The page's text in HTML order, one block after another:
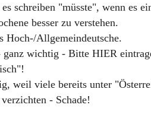
schreiben "müsste", wenn es
besser zu verstehen.
Hoch-/Allgemeindeutsche.
wichtig - Bitte HIER
weil viele bereits unter
- Schade!